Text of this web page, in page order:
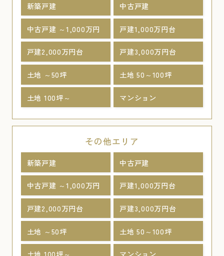
新築戸建 中古戸建
中古戸建 ～1,000万円 戸建1,000万円台
戸建2,000万円台 戸建3,000万円台
土地 ～50坪 土地 50～100坪
土地 100坪～ マンション
その他エリア
新築戸建 中古戸建
中古戸建 ～1,000万円 戸建1,000万円台
戸建2,000万円台 戸建3,000万円台
土地 ～50坪 土地 50～100坪
土地 100坪～ マンション